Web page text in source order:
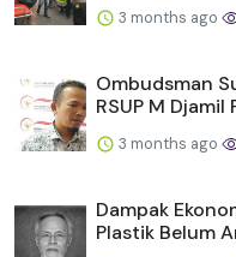
3 months ago
Ombudsman
RSUP M Djamil
3 months ago
Dampak
Plastik Belum